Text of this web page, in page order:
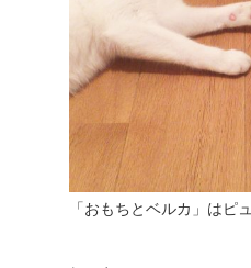
「おもちとベルカ」はピ